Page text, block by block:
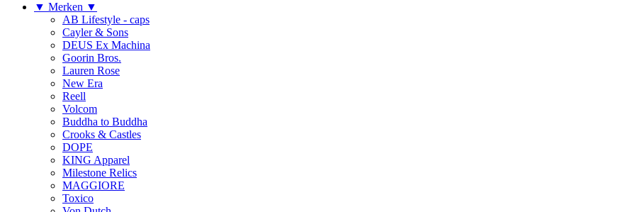
▼ Merken ▼
AB Lifestyle - caps
Cayler & Sons
DEUS Ex Machina
Goorin Bros.
Lauren Rose
New Era
Reell
Volcom
Buddha to Buddha
Crooks & Castles
DOPE
KING Apparel
Milestone Relics
MAGGIORE
Toxico